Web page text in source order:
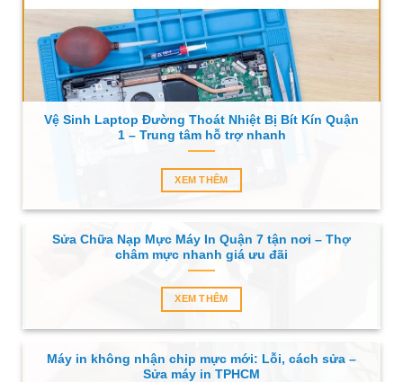
Vệ Sinh Laptop Đường Thoát Nhiệt Bị Bít Kín Quận
1 – Trung tâm hỗ trợ nhanh
XEM THÊM
Sửa Chữa Nạp Mực Máy In Quận 7 tận nơi – Thợ
châm mực nhanh giá ưu đãi
XEM THÊM
Máy in không nhận chip mực mới: Lỗi, cách sửa –
Sửa máy in TPHCM